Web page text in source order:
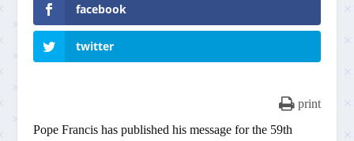
facebook
twitter
print
Pope Francis has published his message for the 59th